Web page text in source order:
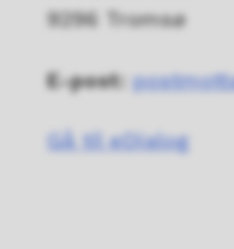
9296 Tromsø
E-post:
Gå til eDialog